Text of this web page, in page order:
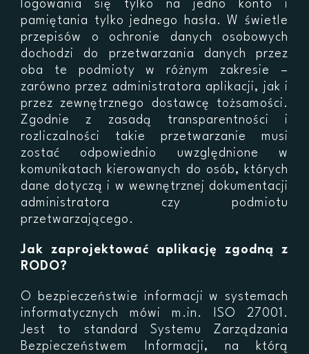
logowania się tylko na jedno konto i
pamiętania tylko jednego hasła. W świetle
przepisów o ochronie danych osobowych
dochodzi do przetwarzania danych przez
oba te podmioty w różnym zakresie –
zarówno przez administratora aplikacji, jak i
przez zewnętrznego dostawcę tożsamości.
Zgodnie z zasadą transparentności i
rozliczalności takie przetwarzanie musi
zostać odpowiednio uwzględnione w
komunikatach kierowanych do osób, których
dane dotyczą i w wewnętrznej dokumentacji
administratora czy podmiotu
przetwarzającego.
Jak zaprojektować aplikację zgodną z
RODO?
O bezpieczeństwie informacji w systemach
informatycznych mówi m.in. ISO 27001.
Jest to standard Systemu Zarządzania
Bezpieczeństwem Informacji, na którą